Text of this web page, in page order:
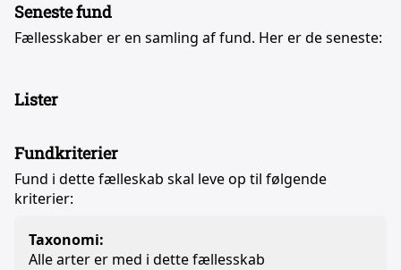
Seneste fund
Fællesskaber er en samling af fund. Her er de seneste:
Lister
Fundkriterier
Fund i dette fælleskab skal leve op til følgende
kriterier:
Taxonomi:
Alle arter er med i dette fællesskab